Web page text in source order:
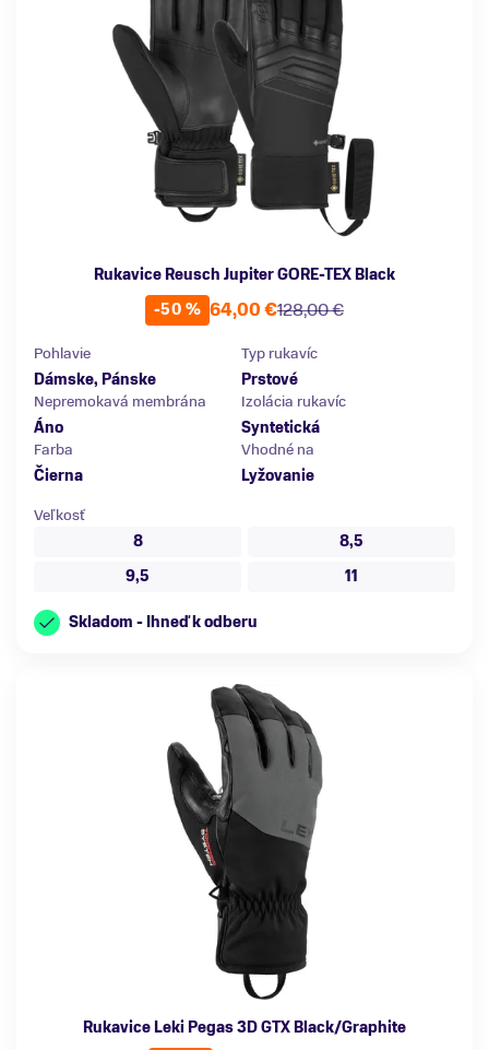
Rukavice Reusch Jupiter GORE-TEX Black
-50 %
128,00 €
64,00 €
Pohlavie
Dámske, Pánske
Typ rukavíc
Prstové
Nepremokavá membrána
Áno
Izolácia rukavíc
Syntetická
Farba
Čierna
Vhodné na
Lyžovanie
Veľkosť
8
8,5
9,5
11
Skladom - Ihneď k odberu
Rukavice Leki Pegas 3D GTX Black/Graphite